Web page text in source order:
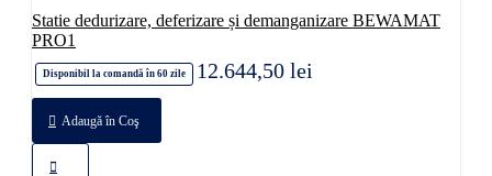
Statie dedurizare, deferizare și demanganizare BEWAMAT
PRO1
Disponibil la comandă în 60 zile 12.644,50 lei
Adaugă în Coş